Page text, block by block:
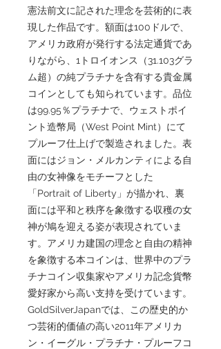
憲法前文に記された理念を芸術的に表
現した作品です。額面は100ドルで、
アメリカ政府が発行する法定通貨であ
りながら、1トロイオンス（31.103グラ
ム超）の純プラチナを含有する貴金属
コインとしても知られています。品位
は99.95％プラチナで、ウェストポイ
ント造幣局（West Point Mint）にて
プルーフ仕上げで製造されました。表
面にはジョン・メルカンティによる自
由の女神像をモチーフとした
「Portrait of Liberty」が描かれ、裏
面には平和と秩序を象徴する収穫の女
神が鳩を迎える姿が表現されていま
す。アメリカ建国の理念と自由の精神
を象徴する本コインは、世界中のプラ
チナコイン収集家やアメリカ記念貨幣
愛好家から高い支持を受けています。
GoldSilverJapanでは、この歴史的か
つ芸術的価値の高い2011年アメリカ
ン・イーグル・プラチナ・プルーフコ